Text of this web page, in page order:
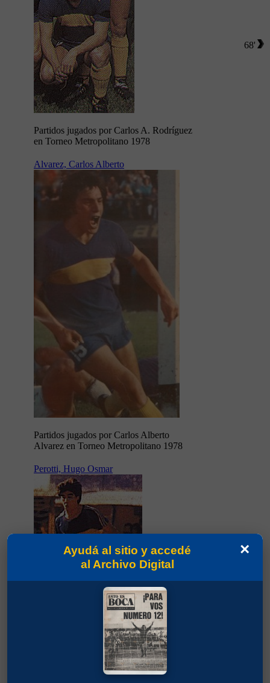
Partidos jugados por Carlos A. Rodríguez
en Torneo Metropolitano 1978
68'
Alvarez, Carlos Alberto
Partidos jugados por Carlos Alberto
Alvarez en Torneo Metropolitano 1978
Perotti, Hugo Osmar
Partidos jugados por Hugo Osmar Perotti
en Torneo Metropolitano 1978
×
Ayudá al sitio y accedé
al Archivo Digital